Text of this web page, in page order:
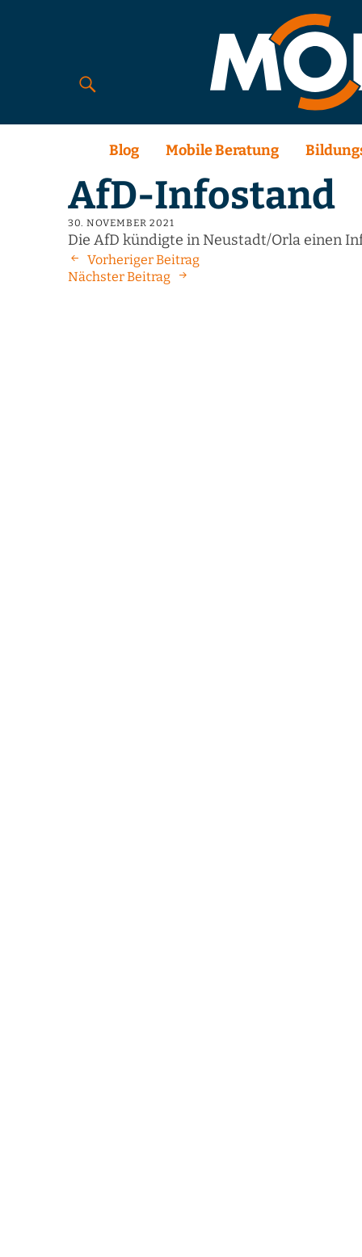
Blog Mobile Beratung
AfD-Infostand
30. NOVEMBER 2021
Die AfD kündigte in Neustadt/Orla einen
Vorheriger Beitrag
Nächster Beitrag